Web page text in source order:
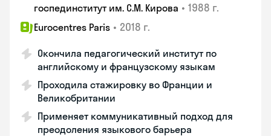
госпединститут им. С.М. Кирова • 1988 г.
Eurocentres Paris • 2018 г.
Окончила педагогический институт по
английскому и французскому языкам
Проходила стажировку во Франции и
Великобритании
Применяет коммуникативный подход для
преодоления языкового барьера